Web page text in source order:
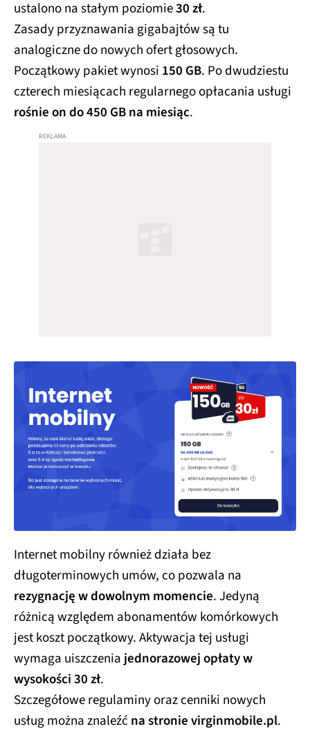
ustalono na stałym poziomie30 zł.
Zasady przyznawania gigabajtów są tu
analogiczne do nowych ofert głosowych.
Początkowy pakiet wynosi 150 GB. Po dwudziestu
czterech miesiącach regularnego opłacania usługi
rośnie on do 450 GB na miesiąc.
Internet mobilny również działa bez
długoterminowych umów, co pozwala na
rezygnację w dowolnym momencie. Jedyną
różnicą względem abonamentów komórkowych
jest koszt początkowy. Aktywacja tej usługi
wymaga uiszczenia jednorazowej opłaty w
wysokości 30 zł.
Szczegółowe regulaminy oraz cenniki nowych
usług można znaleźć na stronie virginmobile.pl.